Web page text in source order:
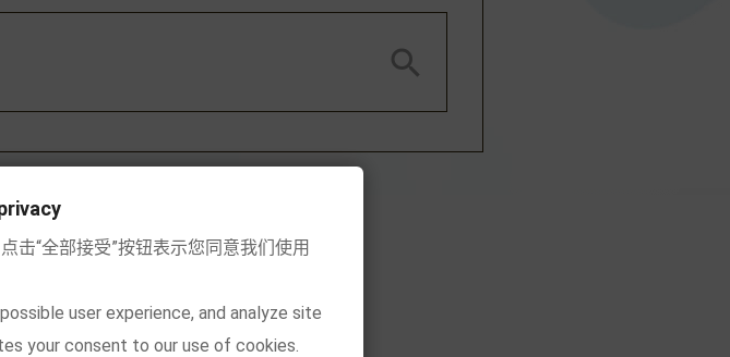

击“全部接受”按钮表示您同意我们使用
user experience, and analyze site
your consent to our use of cookies.